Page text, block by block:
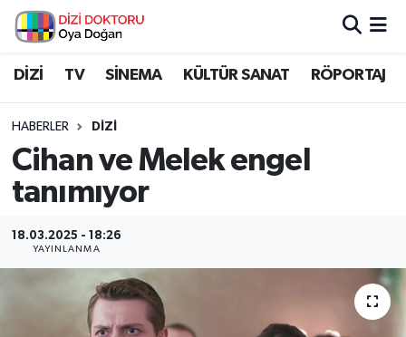
DİZİ TV SİNEMA KÜLTÜR SANAT RÖPORTAJ
HABERLER DİZİ
Cihan ve Melek engel
tanımıyor
18.03.2025 - 18:26
YAYINLANMA
İstanbul Nöbetçi Eczaneler
İstanbul Namaz Vakitleri
İstanbul Trafik Yoğunluk Haritası
Süper Lig Puan Durumu ve Fikstür
Tüm Manşetler